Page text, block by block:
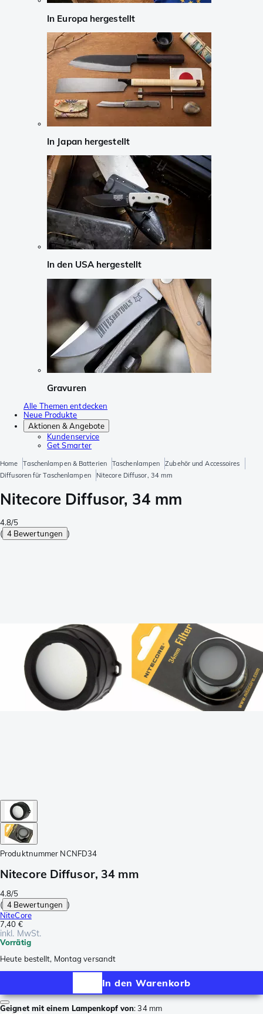
In Europa hergestellt
In Japan hergestellt
In den USA hergestellt
Gravuren
Alle Themen entdecken
Neue Produkte
Aktionen & Angebote
Kundenservice
Get Smarter
Home Taschenlampen & Batterien Taschenlampen
Zubehör und Accessoires
Diffusoren für Taschenlampen
Nitecore Diffusor, 34 mm
Nitecore Diffusor, 34 mm
4.8/5
( 4 Bewertungen )
Produktnummer NCNFD34
Nitecore Diffusor, 34 mm
4.8/5
( 4 Bewertungen )
NiteCore
7,40 €
inkl. MwSt.
Vorrätig
Heute bestellt, Montag versandt
In den Warenkorb
Geignet mit einem Lampenkopf von:34 mm